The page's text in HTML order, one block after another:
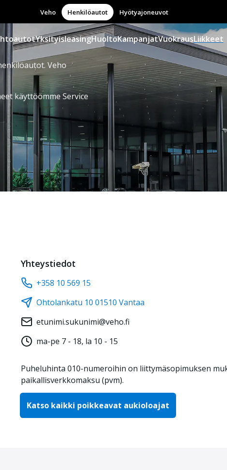
Veho
käyttöömme Service
Veho Henkilöautot Hyötyajoneuvot
YksityisleasingHuoltoKampanjatVuokrausLiikkeet
Yhteystiedot
+358 10 569 15
Ohtolankatu 10 01510 Vantaa
etunimi.sukunimi@veho.fi
ma-pe 7 - 18, la 10 - 15
Puheluhinta 010-numeroihin on liittymäsopimuksen
paikallisverkkomaksu (pvm).
Katso kaikki poikkeavat aukioloajat